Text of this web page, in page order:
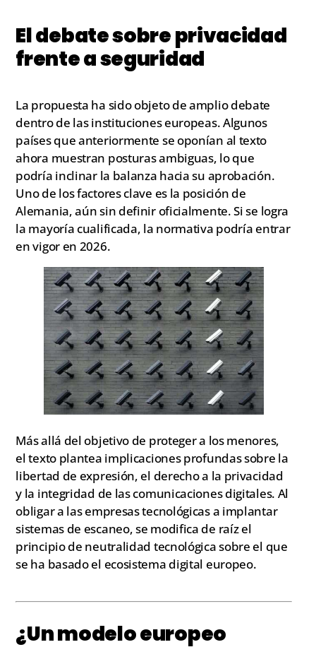
El debate sobre privacidad
frente a seguridad
La propuesta ha sido objeto de amplio debate
dentro de las instituciones europeas. Algunos
países que anteriormente se oponían al texto
ahora muestran posturas ambiguas, lo que
podría inclinar la balanza hacia su aprobación.
Uno de los factores clave es la posición de
Alemania, aún sin definir oficialmente. Si se logra
la mayoría cualificada, la normativa podría entrar
en vigor en 2026.
Más allá del objetivo de proteger a los menores,
el texto plantea implicaciones profundas sobre la
libertad de expresión, el derecho a la privacidad
y la integridad de las comunicaciones digitales. Al
obligar a las empresas tecnológicas a implantar
sistemas de escaneo, se modifica de raíz el
principio de neutralidad tecnológica sobre el que
se ha basado el ecosistema digital europeo.
¿Un modelo europeo